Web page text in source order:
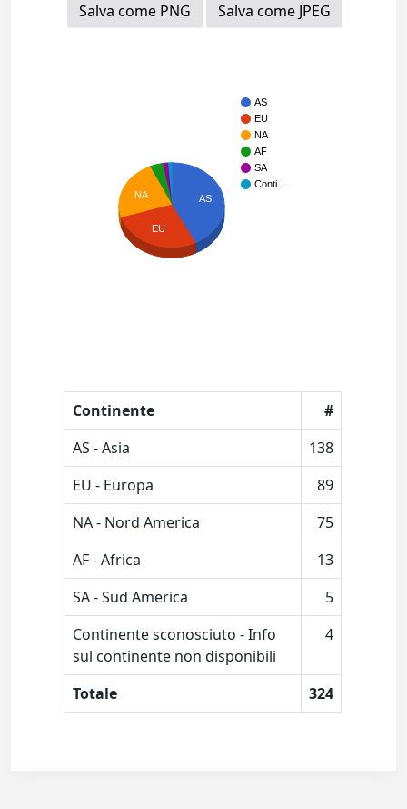
Salva come PNG
Salva come JPEG
AS
EU
NA
AF
SA
Conti…
AS
NA
EU
Continente
#
AS - Asia
138
EU - Europa
89
NA - Nord America
75
AF - Africa
13
SA - Sud America
5
Continente sconosciuto - Info
sul continente non disponibili
4
Totale 324